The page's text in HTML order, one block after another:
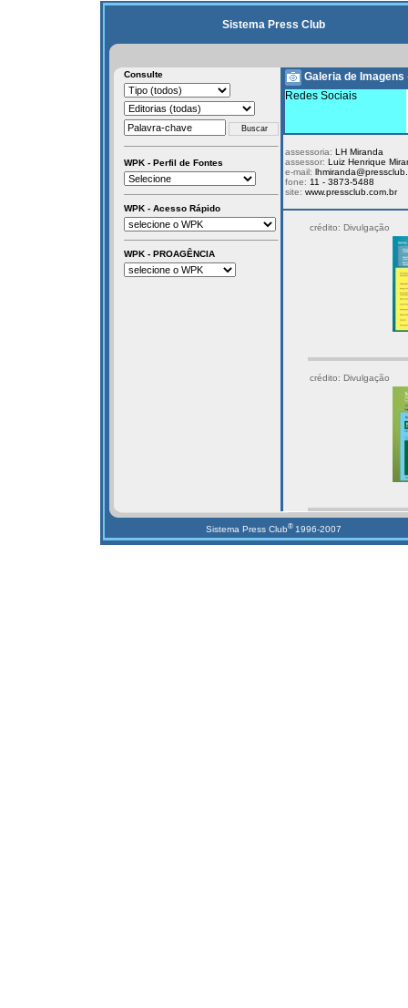
Sistema Press Club
Consulte
WPK - Perfil de Fontes
WPK - Acesso Rápido
WPK - PROAGÊNCIA
Galeria de Imagens
Redes Sociais
assessoria: LH Miranda
assessor: Luiz Henrique
e-mail:
fone: 11 - 3873-5488
site: www.pressclub.com.br
crédito: Divulgação
crédito: Divulgação
Sistema Press Club® 1996-2007